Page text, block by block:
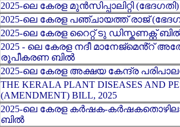
2025-ലെ കേരള മുൻസിപ്പാലിറ്റി
2025-ലെ കേരള പഞ്ചായത്ത് രാജ്
2025-ലെ കേരള റൈറ്റ് ടു ഡിസ്ക‌ണക്റ്റ്
2025 - ലെ കേരള നദീ മാനേജ്‌മെൻ്റ്
രൂപീകരണ ബിൽ
2025-ലെ കേരള അക്ഷയ കേന്ദ്ര
THE KERALA PLANT DISEASES AND
(AMENDMENT) BILL, 2025
2025-ലെ കേരള കര്‍ഷക-
ബിൽ